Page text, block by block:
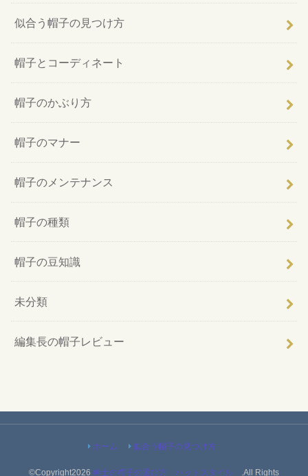
似合う帽子の見つけ方
帽子とコーディネート
帽子のかぶり方
帽子のマナー
帽子のメンテナンス
帽子の種類
帽子の豆知識
未分類
編集長の帽子レビュー
ホーム 似合う帽子の見つけ方
©Copyright2026 紳士の帽子の選び方 ハットスタイル .All Rights